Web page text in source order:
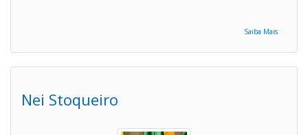
Saiba Mais
Nei Stoqueiro